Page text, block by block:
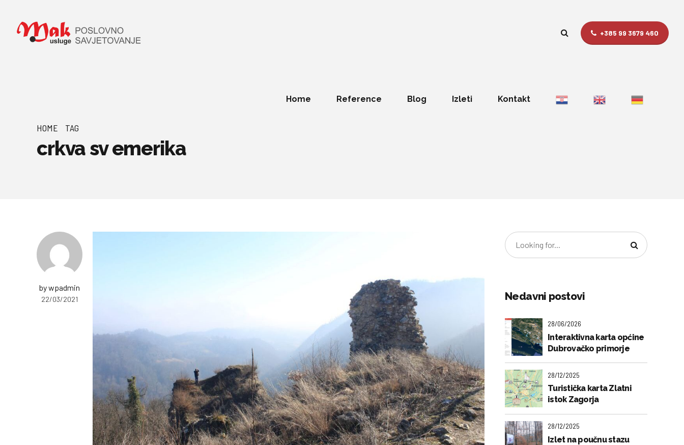
+385 99 3679 460
Home Reference Blog Izleti Kontakt
HOME TAG
crkva sv emerika
by wpadmin
22/03/2021 Nedavni postovi
28/06/2026
Interaktivna karta općine
Dubrovačko primorje
28/12/2025
Turistička karta Zlatni
istok Zagorja
28/12/2025
Izlet na poučnu stazu